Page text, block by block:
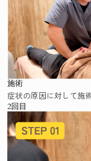
施術
症状の原因に対して施
2回目